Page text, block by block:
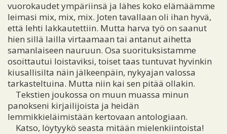
vuorokaudet ympäriinsä ja lähes koko elämäämme
leimasi mix, mix, mix. Joten tavallaan oli ihan hyvä,
että lehti lakkautettiin. Mutta harva työ on saanut
hien sillä lailla virtaamaan tai antanut aihetta
samanlaiseen nauruun. Osa suorituksistamme
osoittautui loistaviksi, toiset taas tuntuvat hyvinkin
kiusallisilta näin jälkeenpäin, nykyajan valossa
tarkasteltuina. Mutta niin kai sen pitää ollakin.
Tekstien joukossa on muun muassa minun
panokseni kirjailijoista ja heidän
lemmikkieläimistään kertovaan antologiaan.
Katso, löytyykö seasta mitään mielenkiintoista!